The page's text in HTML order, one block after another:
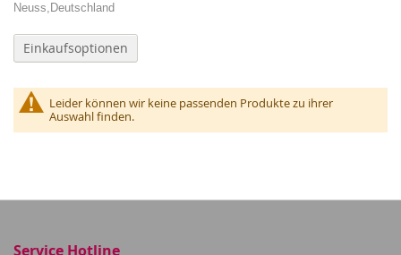
Neuss,Deutschland
Leider können wir keine passenden Produkte zu ihrer
Auswahl finden.
Einkaufsoptionen
Service Hotline